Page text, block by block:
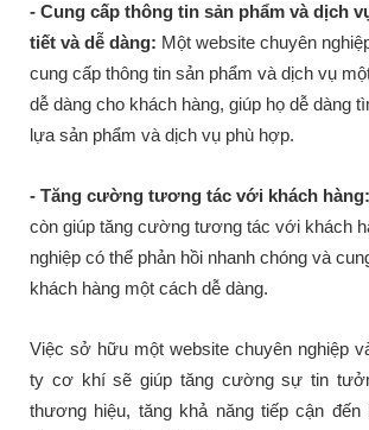
- Cung cấp thông tin sản phẩm và dịch
tiết và dễ dàng: Một website chuyên
cung cấp thông tin sản phẩm và dịch vụ
dễ dàng cho khách hàng, giúp họ dễ dàng
lựa sản phẩm và dịch vụ phù hợp.
- Tăng cường tương tác với khách hàng:
còn giúp tăng cường tương tác với khách
nghiệp có thể phản hồi nhanh chóng và
khách hàng một cách dễ dàng.
Việc sở hữu một website chuyên nghiệp
ty cơ khí sẽ giúp tăng cường sự tin
thương hiệu, tăng khả năng tiếp cận đến